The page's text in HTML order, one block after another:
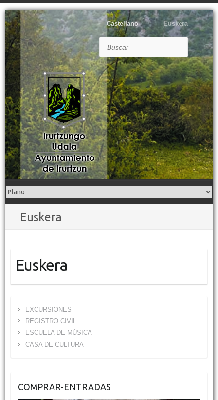
Castellano Euskera
Euskera
Euskera
EXCURSIONES
REGISTRO CIVIL
ESCUELA DE MÚSICA
CASA DE CULTURA
COMPRAR-ENTRADAS